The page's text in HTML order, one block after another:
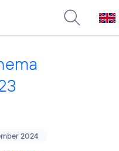
2024